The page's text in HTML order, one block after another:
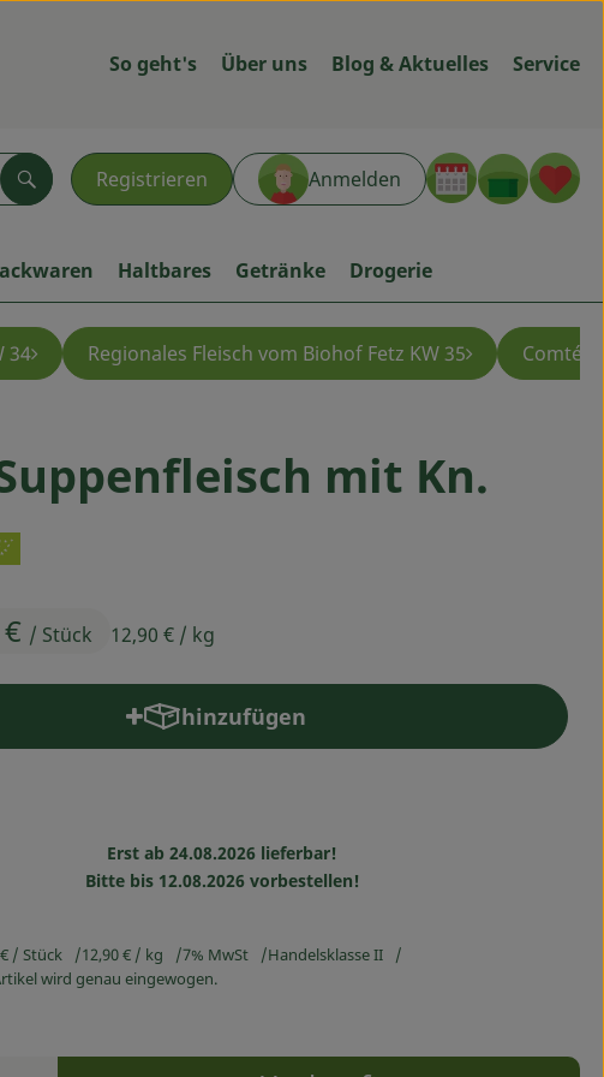
So geht's Über uns Blog & Aktuelles Service
Registrieren Anmelden
Suchen
Haltbares Getränke Drogerie
34 Regionales Fleisch vom Biohof Fetz KW 35 Comté -
mit Kn.
/ Stück 12,90 € / kg
hinzufügen
Produkt zum Warenkorb hinzufügen
Erst ab 24.08.2026 lieferbar!
Bitte bis 12.08.2026 vorbestellen!
/ Stück 12,90 € / kg 7% MwSt
Handelsklasse II
wird genau eingewogen.